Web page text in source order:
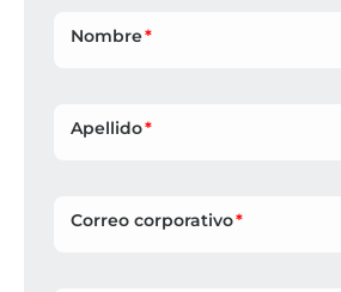
Nombre
Apellido
Correo corporativo